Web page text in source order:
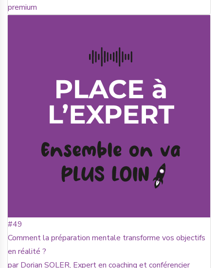
premium
#49
Comment la préparation mentale transforme vos objectifs
en réalité ?
par Dorian SOLER, Expert en coaching et conférencier